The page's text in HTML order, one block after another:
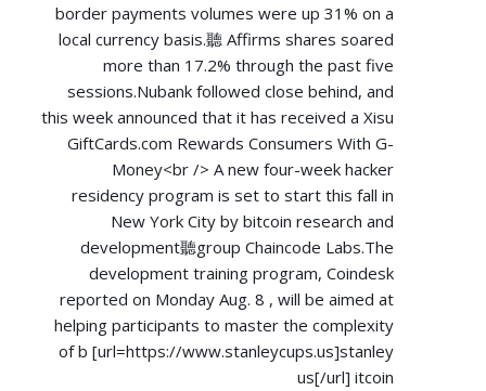
border payments volumes were up 31% on a
local currency basis.聽 Affirms shares soared
more than 17.2% through the past five
sessions.Nubank followed close behind, and
this week announced that it has received a Xisu
GiftCards.com Rewards Consumers With G-
Money<br /> A new four-week hacker
residency program is set to start this fall in
New York City by bitcoin research and
development聽group Chaincode Labs.The
development training program, Coindesk
reported on Monday Aug. 8 , will be aimed at
helping participants to master the complexity
of b [url=https://www.stanleycups.us]stanley
us[/url] itcoin